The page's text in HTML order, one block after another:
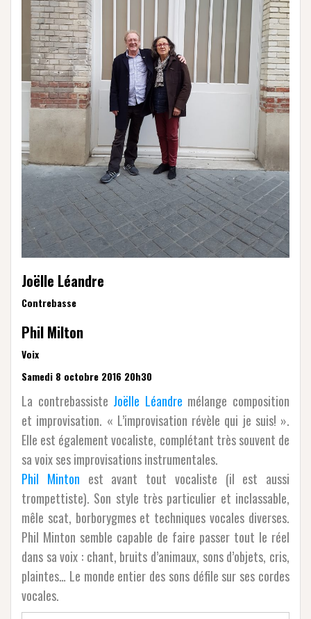
Joëlle Léandre
Contrebasse
Phil Milton
Voix
Samedi 8 octobre 2016 20h30
La contrebassiste Joëlle Léandre mélange composition
et improvisation. « L’improvisation révèle qui je suis! ».
Elle est également vocaliste, complétant très souvent de
sa voix ses improvisations instrumentales.
Phil Minton est avant tout vocaliste (il est aussi
trompettiste). Son style très particulier et inclassable,
mêle scat, borborygmes et techniques vocales diverses.
Phil Minton semble capable de faire passer tout le réel
dans sa voix : chant, bruits d’animaux, sons d’objets, cris,
plaintes… Le monde entier des sons défile sur ses cordes
vocales.